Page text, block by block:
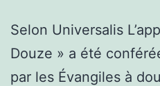
Selon Universalis
Douze » a été
par les Évangiles à